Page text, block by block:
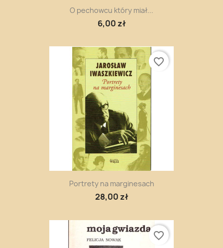
O pechowcu który miał...
6,00 zł
Portrety na marginesach
28,00 zł
favorite_border
favorite_border